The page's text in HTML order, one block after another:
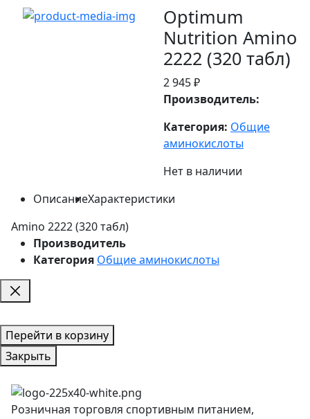
Optimum
Nutrition Amino
2222 (320 табл)
2 945 ₽
Производитель:
Категория: Общие
аминокислоты
Нет в наличии
ОписаниеХарактеристики
Amino 2222 (320 табл)
Производитель
Категория Общие аминокислоты
Перейти в корзину
Закрыть
Розничная торговля спортивным питанием,